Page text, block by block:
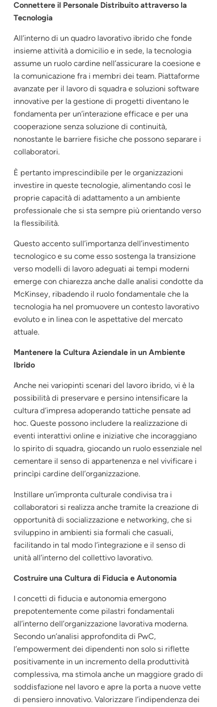
Connettere il Personale Distribuito attraverso la
Tecnologia
All’interno di un quadro lavorativo ibrido che fonde
insieme attività a domicilio e in sede, la tecnologia
assume un ruolo cardine nell’assicurare la coesione e
la comunicazione fra i membri dei team. Piattaforme
avanzate per il lavoro di squadra e soluzioni software
innovative per la gestione di progetti diventano le
fondamenta per un’interazione efficace e per una
cooperazione senza soluzione di continuità,
nonostante le barriere fisiche che possono separare i
collaboratori.
È pertanto imprescindibile per le organizzazioni
investire in queste tecnologie, alimentando così le
proprie capacità di adattamento a un ambiente
professionale che si sta sempre più orientando verso
la flessibilità.
Questo accento sull’importanza dell’investimento
tecnologico e su come esso sostenga la transizione
verso modelli di lavoro adeguati ai tempi moderni
emerge con chiarezza anche dalle analisi condotte da
McKinsey, ribadendo il ruolo fondamentale che la
tecnologia ha nel promuovere un contesto lavorativo
evoluto e in linea con le aspettative del mercato
attuale.
Mantenere la Cultura Aziendale in un Ambiente
Ibrido
Anche nei variopinti scenari del lavoro ibrido, vi è la
possibilità di preservare e persino intensificare la
cultura d’impresa adoperando tattiche pensate ad
hoc. Queste possono includere la realizzazione di
eventi interattivi online e iniziative che incoraggiano
lo spirito di squadra, giocando un ruolo essenziale nel
cementare il senso di appartenenza e nel vivificare i
princìpi cardine dell’organizzazione.
Instillare un’impronta culturale condivisa tra i
collaboratori si realizza anche tramite la creazione di
opportunità di socializzazione e networking, che si
sviluppino in ambienti sia formali che casuali,
facilitando in tal modo l’integrazione e il senso di
unità all’interno del collettivo lavorativo.
Costruire una Cultura di Fiducia e Autonomia
I concetti di fiducia e autonomia emergono
prepotentemente come pilastri fondamentali
all’interno dell’organizzazione lavorativa moderna.
Secondo un’analisi approfondita di PwC,
l’empowerment dei dipendenti non solo si riflette
positivamente in un incremento della produttività
complessiva, ma stimola anche un maggiore grado di
soddisfazione nel lavoro e apre la porta a nuove vette
di pensiero innovativo. Valorizzare l’indipendenza dei